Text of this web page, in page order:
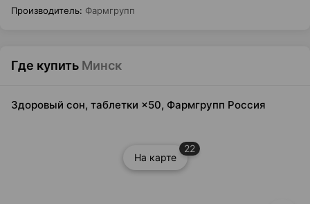
Производитель: Фармгрупп
Где купить Минск
Здоровый сон, таблетки ×50, Фармгрупп Россия
На карте
22